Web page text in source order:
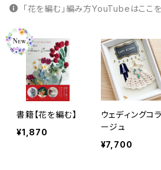
「花を編む」編み方YouTubeはここ
書籍【花を編む】
¥1,870
ウェディングコラ
ージュ
¥7,700